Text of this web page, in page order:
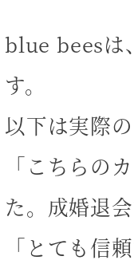
blue beesは
す。
以下は実際
「こちらの
た。成婚退
「とても信